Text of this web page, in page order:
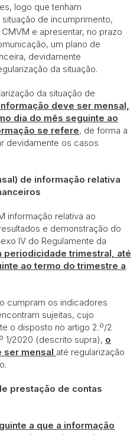
logo que tenham
de incumprimento,
e apresentar, no prazo
um plano de
devidamente
da situação.
da situação de
deve ser mensal,
dia do mês seguinte ao
se refere, de forma a
devidamente os casos
de informação relativa
informação relativa ao
e demonstração do
IV do Regulamente da
periodicidade trimestral, até
ao termo do trimestre a
cumpram os indicadores
sujeitas, cujo
o disposto no artigo 2.º/2
1/2020 (descrito supra), o
ser mensal até regularização
prestação de contas
a que a informação